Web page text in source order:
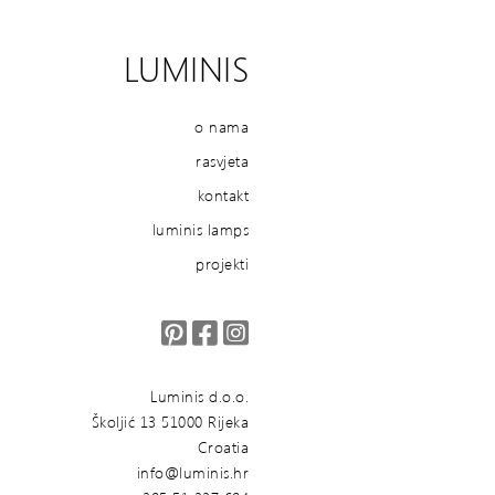
LUMINIS
o nama
rasvjeta
kontakt
luminis lamps
projekti
Luminis d.o.o.
Školjić 13 51000 Rijeka
Croatia
info@luminis.hr